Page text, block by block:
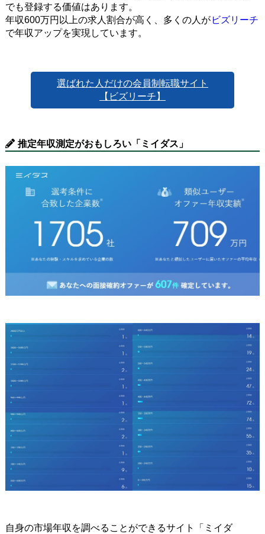
でも登録する価値はあります。
年収600万円以上の求人割合が高く、多くの人が ビズリーチ
で年収アップを実現しています。
選ばれた人だけの会員制転職サイト
【ビズリーチ】
推定年収測定がおもしろい「ミイダス」
自身の市場年収を調べることができるサイト「ミイダ